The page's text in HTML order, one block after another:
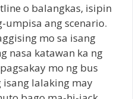
o balangkas, isipin
umpisa ang scenario.
mo sa isang
nasa katawan ka ng
mo ng bus
isang lalaking may